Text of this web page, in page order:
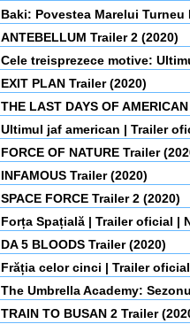
Baki: Povestea Marelui
ANTEBELLUM Trailer 2 (2020)
Cele treisprezece motive:
EXIT PLAN Trailer (2020)
THE LAST DAYS OF
Ultimul jaf american | Trailer
FORCE OF NATURE Trailer
INFAMOUS Trailer (2020)
SPACE FORCE Trailer 2 (2020)
Forța Spațială | Trailer oficial |
DA 5 BLOODS Trailer (2020)
Frăția celor cinci | Trailer
The Umbrella Academy:
TRAIN TO BUSAN 2 Trailer